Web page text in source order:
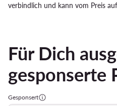
verbindlich und kann vom Preis
Für Dich
gesponserte
Gesponsert